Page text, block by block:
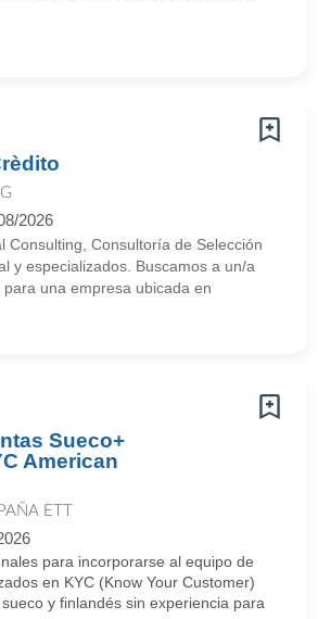
2026
Consulting, Consultoría de Selección
y especializados. Buscamos a un/a
una empresa ubicada en
Sueco+
American
ETT
para incorporarse al equipo de
en KYC (Know Your Customer)
y finlandés sin experiencia para